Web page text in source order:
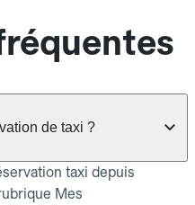
de taxi ?
taxi depuis
Mes